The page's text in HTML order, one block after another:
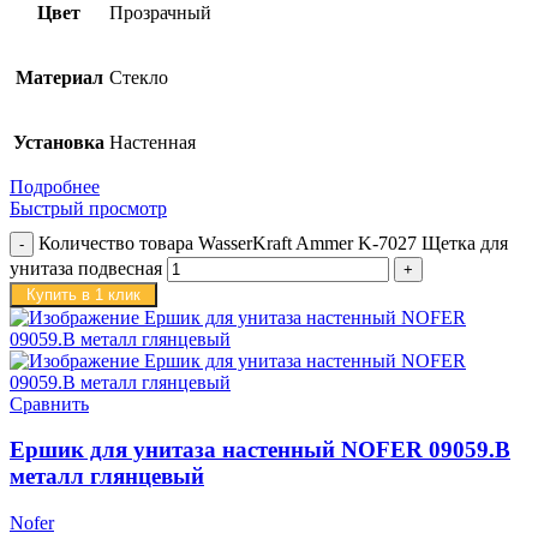
Цвет Прозрачный
Материал Стекло
Установка Настенная
Подробнее
Быстрый просмотр
Количество товара WasserKraft Ammer K-7027 Щетка для
унитаза подвесная
Купить в 1 клик
Сравнить
Ершик для унитаза настенный NOFER 09059.B
металл глянцевый
Nofer